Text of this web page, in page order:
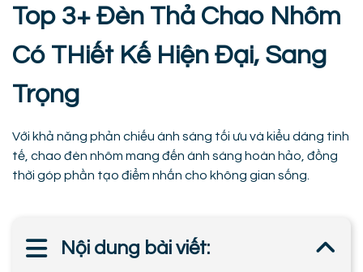
Top 3+ Đèn Thả Chao Nhôm
Có THiết Kế Hiện Đại, Sang
Trọng
Với khả năng phản chiếu ánh sáng tối ưu và kiểu dáng tinh
tế, chao đèn nhôm mang đến ánh sáng hoàn hảo, đồng
thời góp phần tạo điểm nhấn cho không gian sống.
Nội dung bài viết: